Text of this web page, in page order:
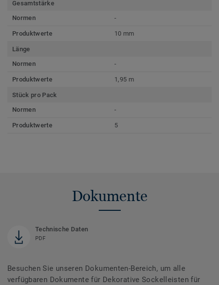
Gesamtstärke
Normen
-
Produktwerte 10 mm
Länge
Normen
-
Produktwerte 1,95 m
Stück pro Pack
Normen
-
Produktwerte 5
Dokumente
Technische Daten
PDF
Besuchen Sie unseren Dokumenten-Bereich, um alle
verfügbaren Dokumente für Dekorative Sockelleisten für